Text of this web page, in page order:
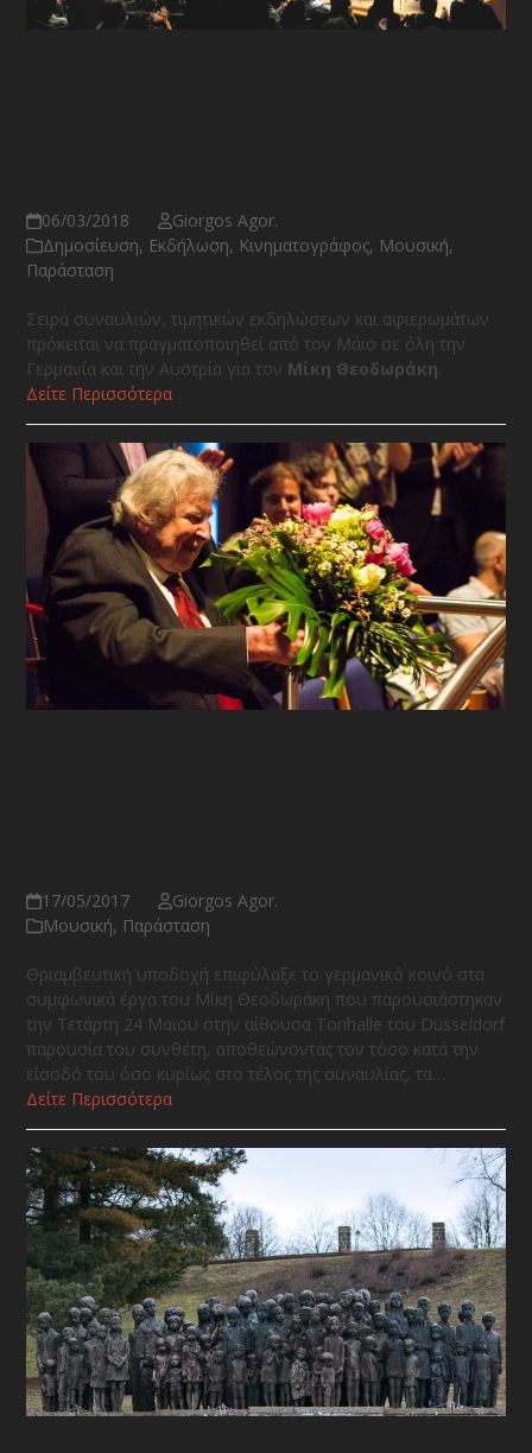
06/03/2018
Giorgos Agor.
Δημοσίευση, Εκδήλωση, Κινηματογράφος, Μουσική,
Παράσταση
Σειρά συναυλιών, τιμητικών εκδηλώσεων και αφιερωμάτων
πρόκειται να πραγματοποιηθεί από τον Μάιο σε όλη την
Γερμανία και την Αυστρία για τον Μίκη Θεοδωράκη.
Δείτε Περισσότερα
17/05/2017
Giorgos Agor.
Μουσική, Παράσταση
Θριαμβευτική υποδοχή επιφύλαξε το γερμανικό κοινό στα
συμφωνικά έργα του Μίκη Θεοδωράκη που παρουσιάστηκαν
την Τετάρτη 24 Μαϊου στην αίθουσα Tonhalle του Düsseldorf
παρουσία του συνθέτη, αποθεώνοντάς τον τόσο κατά την
είσοδό του όσο κυρίως στο τέλος της συναυλίας, τα…
Δείτε Περισσότερα